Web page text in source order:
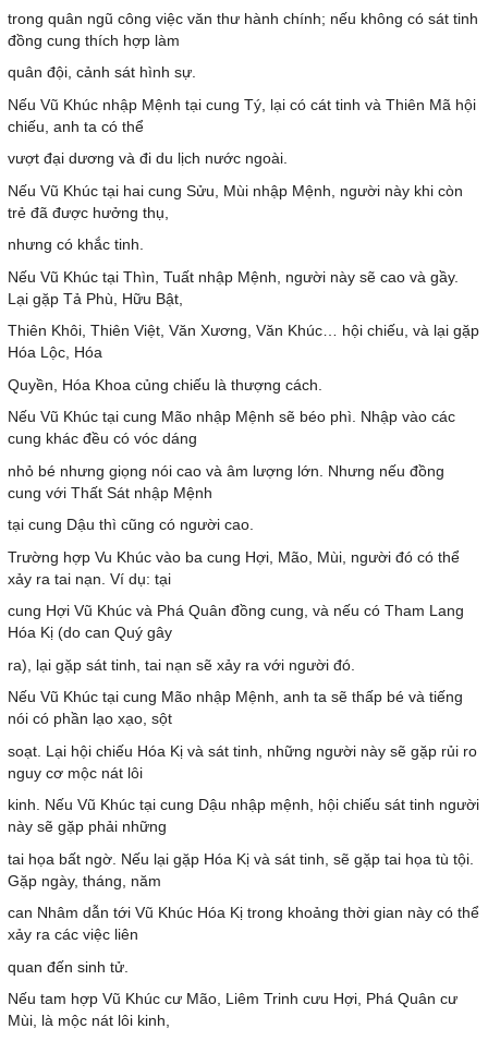
trong quân ngũ công việc văn thư hành chính; nếu không có sát tinh
đồng cung thích hợp làm
quân đội, cảnh sát hình sự.
Nếu Vũ Khúc nhập Mệnh tại cung Tý, lại có cát tinh và Thiên Mã hội
chiếu, anh ta có thể
vượt đại dương và đi du lịch nước ngoài.
Nếu Vũ Khúc tại hai cung Sửu, Mùi nhập Mệnh, người này khi còn
trẻ đã được hưởng thụ,
nhưng có khắc tinh.
Nếu Vũ Khúc tại Thìn, Tuất nhập Mệnh, người này sẽ cao và gầy.
Lại gặp Tả Phù, Hữu Bật,
Thiên Khôi, Thiên Việt, Văn Xương, Văn Khúc… hội chiếu, và lại gặp
Hóa Lộc, Hóa
Quyền, Hóa Khoa củng chiếu là thượng cách.
Nếu Vũ Khúc tại cung Mão nhập Mệnh sẽ béo phì. Nhập vào các
cung khác đều có vóc dáng
nhỏ bé nhưng giọng nói cao và âm lượng lớn. Nhưng nếu đồng
cung với Thất Sát nhập Mệnh
tại cung Dậu thì cũng có người cao.
Trường hợp Vu Khúc vào ba cung Hợi, Mão, Mùi, người đó có thể
xảy ra tai nạn. Ví dụ: tại
cung Hợi Vũ Khúc và Phá Quân đồng cung, và nếu có Tham Lang
Hóa Kị (do can Quý gây
ra), lại gặp sát tinh, tai nạn sẽ xảy ra với người đó.
Nếu Vũ Khúc tại cung Mão nhập Mệnh, anh ta sẽ thấp bé và tiếng
nói có phần lạo xạo, sột
soạt. Lại hội chiếu Hóa Kị và sát tinh, những người này sẽ gặp rủi ro
nguy cơ mộc nát lôi
kinh. Nếu Vũ Khúc tại cung Dậu nhập mệnh, hội chiếu sát tinh người
này sẽ gặp phải những
tai họa bất ngờ. Nếu lại gặp Hóa Kị và sát tinh, sẽ gặp tai họa tù tội.
Gặp ngày, tháng, năm
can Nhâm dẫn tới Vũ Khúc Hóa Kị trong khoảng thời gian này có thể
xảy ra các việc liên
quan đến sinh tử.
Nếu tam hợp Vũ Khúc cư Mão, Liêm Trinh cưu Hợi, Phá Quân cư
Mùi, là mộc nát lôi kinh,